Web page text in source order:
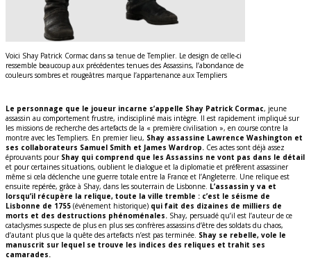
Voici Shay Patrick Cormac dans sa tenue de Templier. Le design de celle-ci
ressemble beaucoup aux précédentes tenues des Assassins, l’abondance de
couleurs sombres et rougeâtres marque l’appartenance aux Templiers
Le personnage que le joueur incarne s’appelle Shay Patrick Cormac, jeune
assassin au comportement frustre, indiscipliné mais intègre. Il est rapidement impliqué sur
les missions de recherche des artefacts de la « première civilisation », en course contre la
montre avec les Templiers. En premier lieu, Shay assassine Lawrence Washington et
ses collaborateurs Samuel Smith et James Wardrop. Ces actes sont déjà assez
éprouvants pour Shay qui comprend que les Assassins ne vont pas dans le détail
et pour certaines situations, oublient le dialogue et la diplomatie et préfèrent assassiner
même si cela déclenche une guerre totale entre la France et l’Angleterre. Une relique est
ensuite repérée, grâce à Shay, dans les souterrain de Lisbonne. L’assassin y va et
lorsqu’il récupère la relique, toute la ville tremble : c’est le séisme de
Lisbonne de 1755 (événement historique) qui fait des dizaines de milliers de
morts et des destructions phénoménales. Shay, persuadé qu’il est l’auteur de ce
cataclysmes suspecte de plus en plus ses confrères assassins d’être des soldats du chaos,
d’autant plus que la quête des artefacts n’est pas terminée. Shay se rebelle, vole le
manuscrit sur lequel se trouve les indices des reliques et trahit ses
camarades.